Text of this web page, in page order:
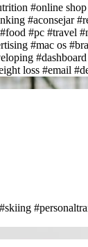
#online shop
#aconsejar
#food #pc #travel
#mac os
#dashboard
loss #email
#skiing